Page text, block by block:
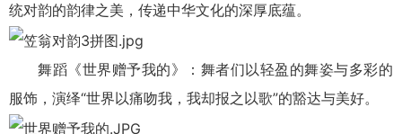
统对韵的韵律之美，传递中华文化的深厚底蕴。
舞蹈《世界赠予我的》：舞者们以轻盈的舞姿与多彩的
服饰，演绎“世界以痛吻我，我却报之以歌”的豁达与美好。